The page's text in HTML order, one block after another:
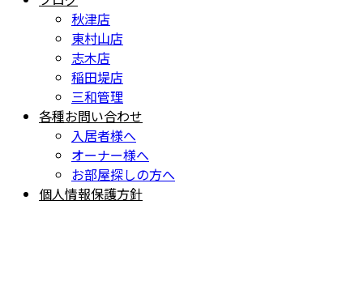
秋津店
東村山店
志木店
稲田堤店
三和管理
各種お問い合わせ
入居者様へ
オーナー様へ
お部屋探しの方へ
個人情報保護方針